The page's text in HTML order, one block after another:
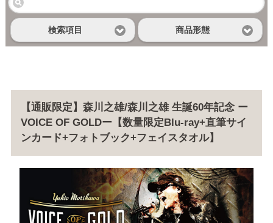
検索項目 商品形態
【通販限定】森川之雄/森川之雄 生誕60年記念 ー
VOICE OF GOLDー【数量限定Blu-ray+直筆サイ
ンカード+フォトブック+フェイスタオル】